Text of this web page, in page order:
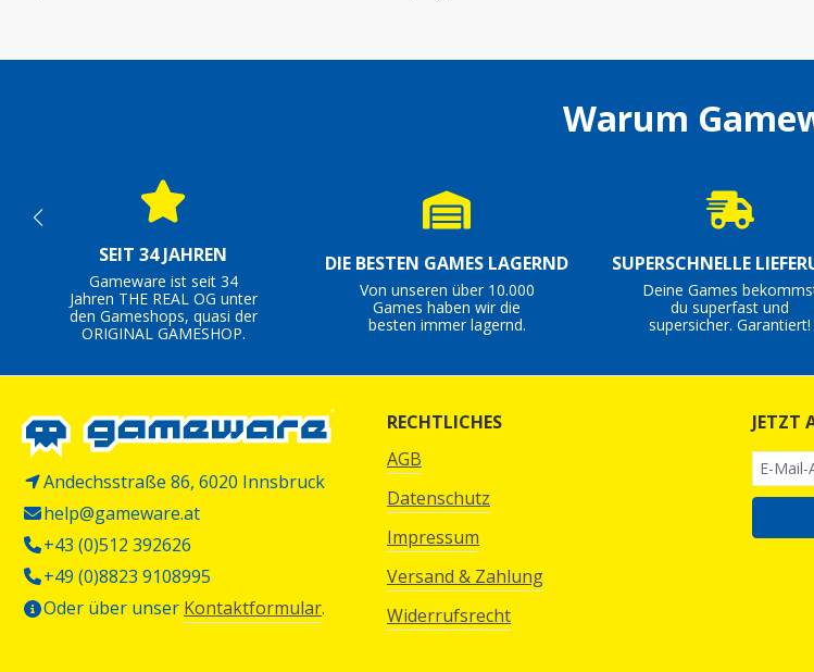
Warum
SEIT 34 JAHREN
Gameware ist seit 34
Jahren THE REAL OG unter
den Gameshops, quasi der
ORIGINAL GAMESHOP.
DIE BESTEN GAMES LAGERND
Von unseren über 10.000
Games haben wir die
besten immer lagernd.
SUPERSCHNELLE
Deine Games
du superfast und
supersicher. Garantiert!
Andechsstraße 86, 6020 Innsbruck
help@gameware.at
+43 (0)512 392626
+49 (0)8823 9108995
Oder über unser Kontaktformular.
RECHTLICHES
AGB
Datenschutz
Impressum
Versand & Zahlung
Widerrufsrecht
JETZT